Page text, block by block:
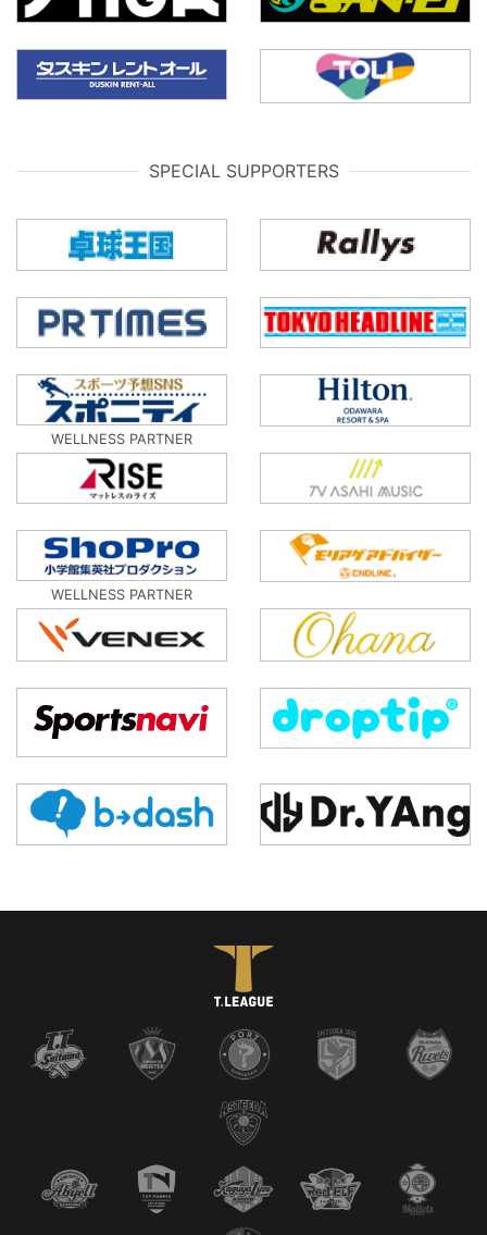
SPECIAL SUPPORTERS
WELLNESS PARTNER
WELLNESS PARTNER